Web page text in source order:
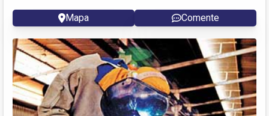
Mapa Comente